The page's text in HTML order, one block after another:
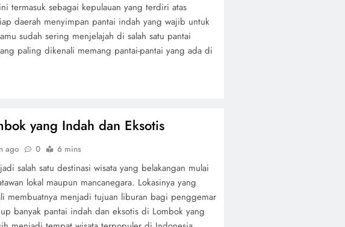
termasuk sebagai kepulauan yang terdiri atas
daerah menyimpan pantai indah yang wajib untuk
sudah sering menjelajah di salah satu pantai
paling dikenali memang pantai-pantai yang ada di
yang Indah dan Eksotis
ago 0 6 mins
salah satu destinasi wisata yang belakangan mulai
lokal maupun mancanegara. Lokasinya yang
membuatnya menjadi tujuan liburan bagi penggemar
banyak pantai indah dan eksotis di Lombok yang